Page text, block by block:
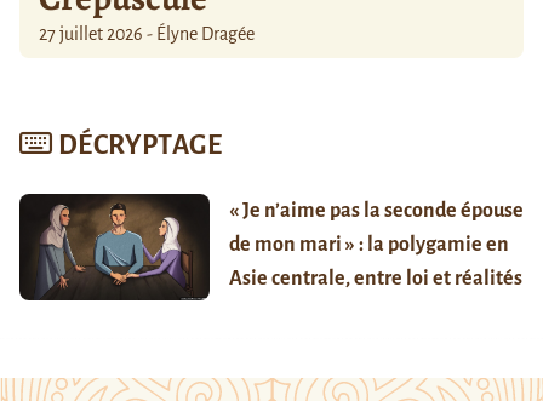
27 juillet 2026 - Élyne Dragée
DÉCRYPTAGE
« Je n’aime pas la seconde épouse
de mon mari » : la polygamie en
Asie centrale, entre loi et réalités